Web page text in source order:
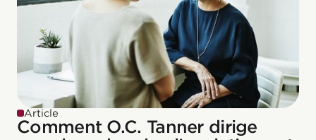
Article
Comment O.C. Tanner dirige